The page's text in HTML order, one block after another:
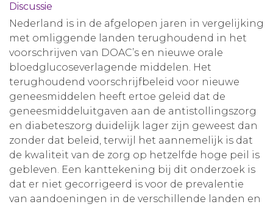
Discussie
Nederland is in de afgelopen jaren in vergelijking
met omliggende landen terughoudend in het
voorschrijven van DOAC’s en nieuwe orale
bloedglucoseverlagende middelen. Het
terughoudend voorschrijfbeleid voor nieuwe
geneesmiddelen heeft ertoe geleid dat de
geneesmiddeluitgaven aan de antistollingszorg
en diabeteszorg duidelijk lager zijn geweest dan
zonder dat beleid, terwijl het aannemelijk is dat
de kwaliteit van de zorg op hetzelfde hoge peil is
gebleven. Een kanttekening bij dit onderzoek is
dat er niet gecorrigeerd is voor de prevalentie
van aandoeningen in de verschillende landen en